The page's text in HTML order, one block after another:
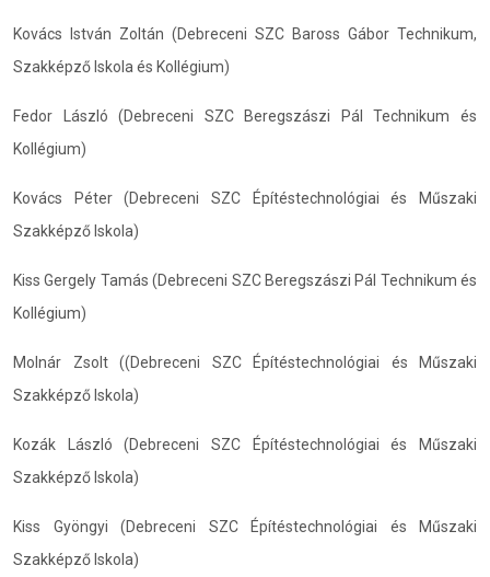
Kovács István Zoltán (Debreceni SZC Baross Gábor Technikum,
Szakképző Iskola és Kollégium)
Fedor László (Debreceni SZC Beregszászi Pál Technikum és
Kollégium)
Kovács Péter (Debreceni SZC Építéstechnológiai és Műszaki
Szakképző Iskola)
Kiss Gergely Tamás (Debreceni SZC Beregszászi Pál Technikum és
Kollégium)
Molnár Zsolt ((Debreceni SZC Építéstechnológiai és Műszaki
Szakképző Iskola)
Kozák László (Debreceni SZC Építéstechnológiai és Műszaki
Szakképző Iskola)
Kiss Gyöngyi (Debreceni SZC Építéstechnológiai és Műszaki
Szakképző Iskola)